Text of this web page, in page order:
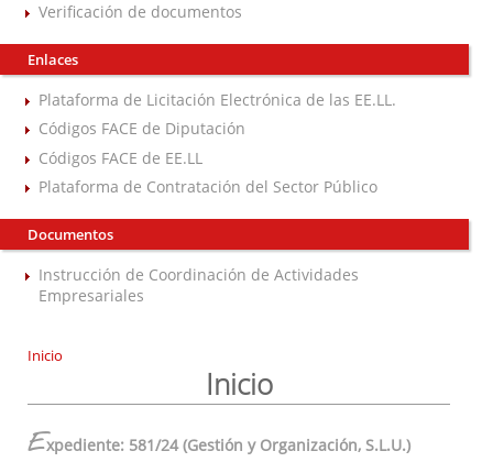
Verificación de documentos
Enlaces
Plataforma de Licitación Electrónica de las EE.LL.
Códigos FACE de Diputación
Códigos FACE de EE.LL
Plataforma de Contratación del Sector Público
Documentos
Instrucción de Coordinación de Actividades
Empresariales
Inicio
Inicio
Expediente: 581/24 (Gestión y Organización, S.L.U.)